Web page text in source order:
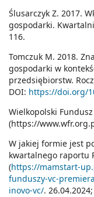
Ślusarczyk Z. 2017.
gospodarki.
116.
Tomczuk M. 2018.
gospodarki w
przedsiębiorstw.
DOI: https://doi.org/
Wielkopolski
(https://
W jakiej formie jest
kwartalnego raportu
(https://mamstart-
funduszy-vc-
inovo-vc/.